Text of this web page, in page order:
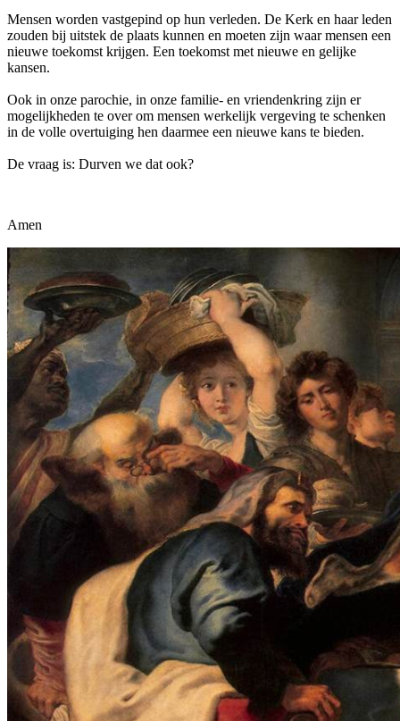
Mensen worden vastgepind op hun verleden. De Kerk en haar leden
zouden bij uitstek de plaats kunnen en moeten zijn waar mensen een
nieuwe toekomst krijgen. Een toekomst met nieuwe en gelijke
kansen.
Ook in onze parochie, in onze familie- en vriendenkring zijn er
mogelijkheden te over om mensen werkelijk vergeving te schenken
in de volle overtuiging hen daarmee een nieuwe kans te bieden.
De vraag is: Durven we dat ook?
Amen